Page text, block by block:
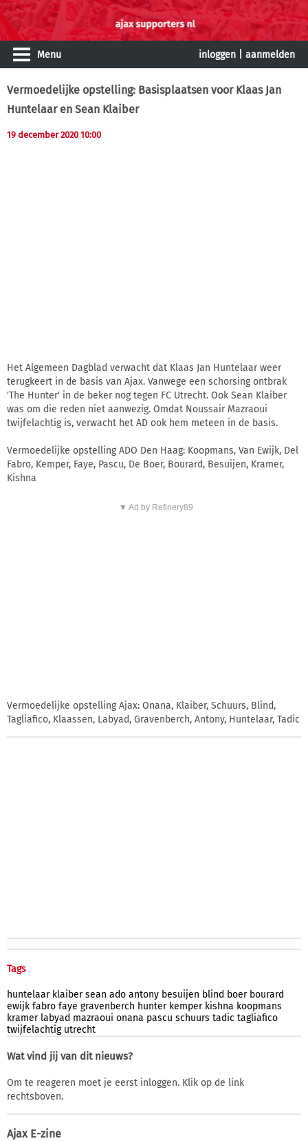
Menu inloggen aanmelden
Vermoedelijke opstelling: Basisplaatsen voor Klaas Jan
Huntelaar en Sean Klaiber
19 december 2020 10:00
Het Algemeen Dagblad verwacht dat Klaas Jan Huntelaar weer
terugkeert in de basis van Ajax. Vanwege een schorsing ontbrak
'The Hunter' in de beker nog tegen FC Utrecht. Ook Sean Klaiber
was om die reden niet aanwezig. Omdat Noussair Mazraoui
twijfelachtig is, verwacht het AD ook hem meteen in de basis.
Vermoedelijke opstelling ADO Den Haag: Koopmans, Van Ewijk, Del
Fabro, Kemper, Faye, Pascu, De Boer, Bourard, Besuijen, Kramer,
Kishna
▼ Ad by Refinery89
Vermoedelijke opstelling Ajax: Onana, Klaiber, Schuurs, Blind,
Tagliafico, Klaassen, Labyad, Gravenberch, Antony, Huntelaar, Tadic
Tags
huntelaar klaiber sean ado antony besuijen blind boer bourard
ewijk fabro faye gravenberch hunter kemper kishna koopmans
kramer labyad mazraoui onana pascu schuurs tadic tagliafico
twijfelachtig utrecht
Wat vind jij van dit nieuws?
Om te reageren moet je eerst inloggen. Klik op de link
rechtsboven.
Ajax E-zine